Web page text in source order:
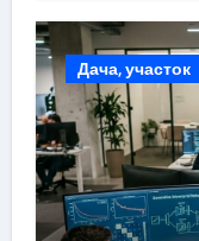
Дача, участок